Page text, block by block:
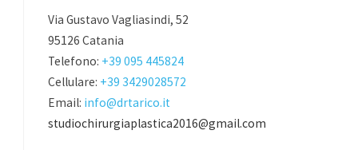
Via Gustavo Vagliasindi, 52
95126 Catania
Telefono: +39 095 445824
Cellulare: +39 3429028572
Email: info@drtarico.it
studiochirurgiaplastica2016@gmail.com